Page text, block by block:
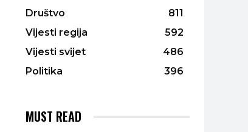
Društvo
811
Vijesti regija
592
Vijesti svijet
486
Politika
396
MUST READ